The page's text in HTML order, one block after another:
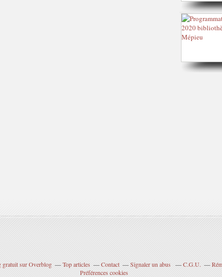
gratuit sur Overblog Top articles Contact Signaler un abus C.G.U.
Préférences cookies